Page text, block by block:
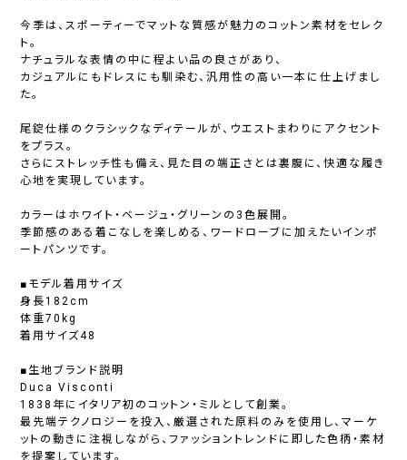
今季は、スポーティーでマットな質感が魅力のコットン素材をセレク
ト。
ナチュラルな表情の中に程よい品の良さがあり、
カジュアルにもドレスにも馴染む、汎用性の高い一本に仕上げまし
た。
尾錠仕様のクラシックなディテールが、ウエストまわりにアクセント
をプラス。
さらにストレッチ性も備え、見た目の端正さとは裏腹に、快適な履き
心地を実現しています。
カラーはホワイト・ベージュ・グリーンの3色展開。
季節感のある着こなしを楽しめる、ワードローブに加えたいインポ
ートパンツです。
■モデル着用サイズ
身長182cm
体重70kg
着用サイズ48
■生地ブランド説明
Duca Visconti
1838年にイタリア初のコットン・ミルとして創業。
最先端テクノロジーを投入、厳選された原料のみを使用し、マーケ
ットの動きに注視しながら、ファッショントレンドに即した色柄・素材
を提案しています。